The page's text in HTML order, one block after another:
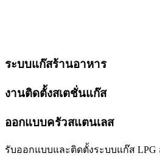
ระบบแก๊สร้านอาหาร
งานติดตั้งสเตชั่นแก๊ส
ออกแบบครัวสแตนเลส
รับออกแบบและติดตั้งระบบแก๊ส